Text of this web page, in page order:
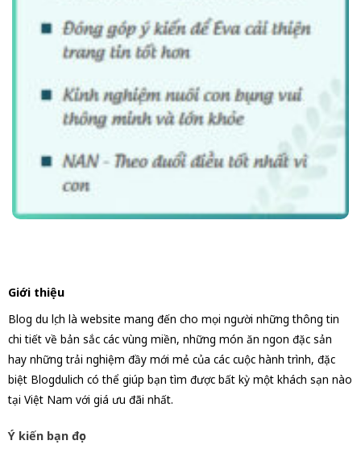
Giới thiệu
Blog du lịch là website mang đến cho mọi người những thông tin
chi tiết về bản sắc các vùng miền, những món ăn ngon đặc sản
hay những trải nghiệm đầy mới mẻ của các cuộc hành trình, đặc
biệt Blogdulich có thể giúp bạn tìm được bất kỳ một khách sạn nào
tại Việt Nam với giá ưu đãi nhất.
Ý kiến bạn đọc